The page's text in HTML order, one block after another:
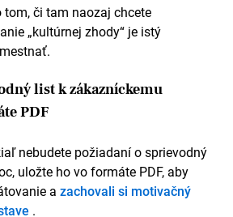
či tam naozaj chcete
„kultúrnej zhody“ je istý
list k zákazníckemu
PDF
nebudete požiadaní o sprievodný
uložte ho vo formáte PDF, aby
a zachovali si motivačný
.